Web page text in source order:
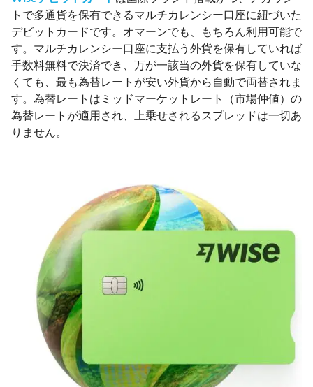
トで多通貨を保有できるマルチカレンシー口座に紐づいた
デビットカードです。オマーンでも、もちろん利用可能で
す。マルチカレンシー口座に支払う外貨を保有していれば
手数料無料で決済でき、万が一該当の外貨を保有していな
くても、最も為替レートが安い外貨から自動で両替されま
す。為替レートはミッドマーケットレート（市場仲値）の
為替レートが適用され、上乗せされるスプレッドは一切あ
りません。